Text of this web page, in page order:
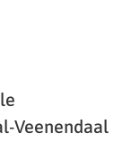
Veenendaal